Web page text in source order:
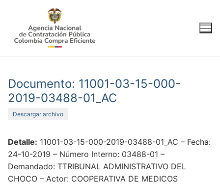
contenido
Documento: 11001-03-15-000-
2019-03488-01_AC
Descargar archivo
Detalle: 11001-03-15-000-2019-03488-01_AC – Fecha:
24-10-2019 – Número Interno: 03488-01 –
Demandado: TTRIBUNAL ADMINISTRATIVO DEL
CHOCO – Actor: COOPERATIVA DE MEDICOS